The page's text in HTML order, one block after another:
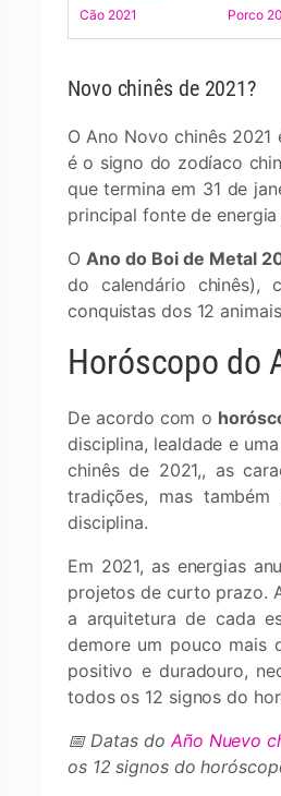
Cão 2021
Porco
Novo chinês de 2021?
O Ano Novo chinês 2021
é o signo do zodíaco
que termina em 31 de
principal fonte de
OAno do Boi de Metal
do calendário chinês),
conquistas dos 12
Horóscopo do
De acordo com o
disciplina, lealdade e
chinês de 2021,, as
tradições, mas
disciplina.
Em 2021, as energias
projetos de curto prazo.
a arquitetura de cada
demore um pouco mais
positivo e duradouro,
todos os 12 signos do
📅 Datas doAño Nuevo
os 12 signos do